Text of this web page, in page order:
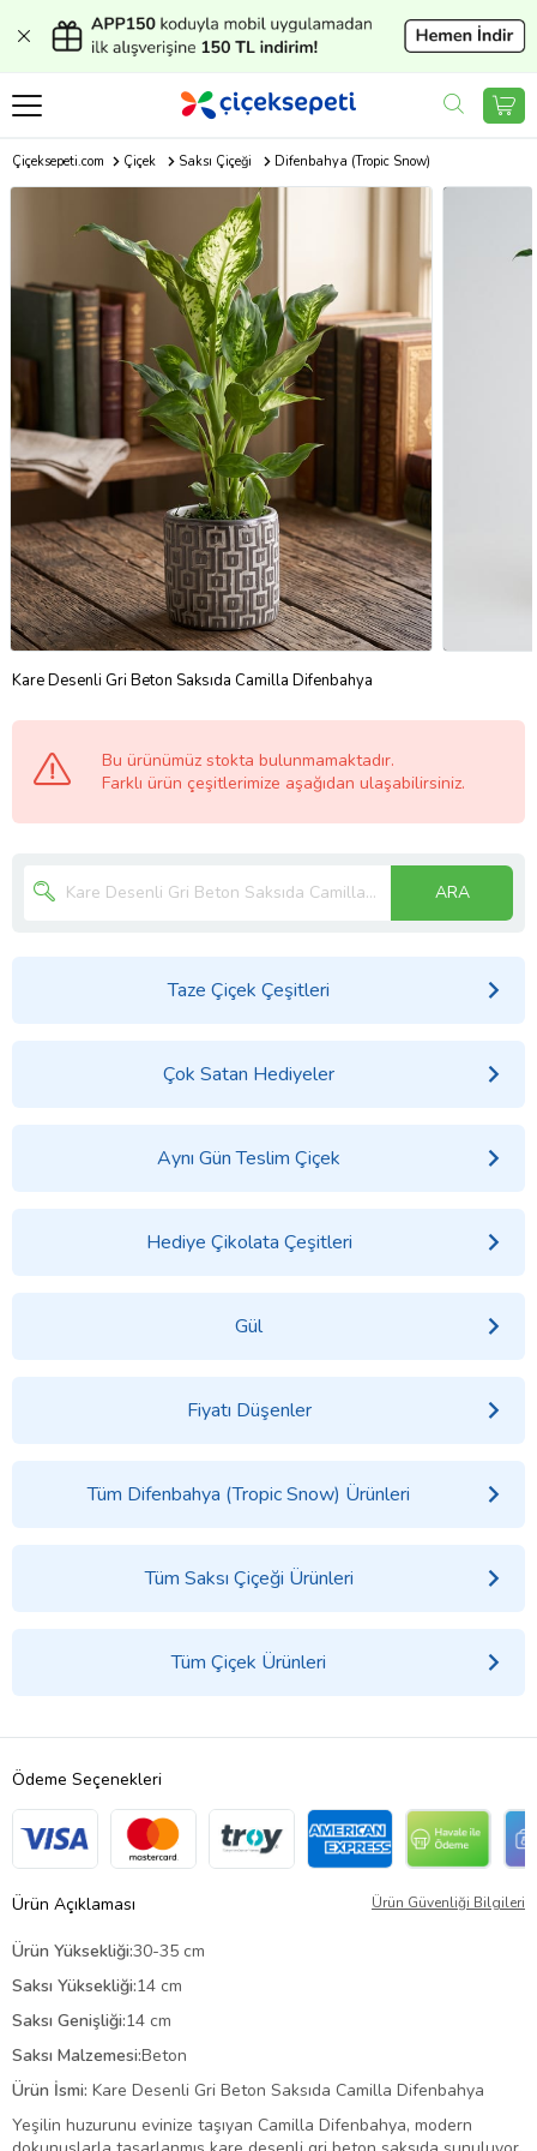
Çiçeksepeti.com Çiçek Saksı Çiçeği Difenbahya (Tropic Snow)
Kare Desenli Gri Beton Saksıda Camilla Difenbahya
Bu ürünümüz stokta bulunmamaktadır.
Farklı ürün çeşitlerimize aşağıdan ulaşabilirsiniz.
ARA
Taze Çiçek Çeşitleri
Çok Satan Hediyeler
Aynı Gün Teslim Çiçek
Hediye Çikolata Çeşitleri
Gül
Fiyatı Düşenler
Tüm Difenbahya (Tropic Snow) Ürünleri
Tüm Saksı Çiçeği Ürünleri
Tüm Çiçek Ürünleri
Ödeme Seçenekleri
Ürün Açıklaması Ürün Güvenliği Bilgileri
Ürün Yüksekliği:30-35 cm
Saksı Yüksekliği:14 cm
Saksı Genişliği:14 cm
Saksı Malzemesi:Beton
Ürün İsmi: Kare Desenli Gri Beton Saksıda Camilla Difenbahya
Yeşilin huzurunu evinize taşıyan Camilla Difenbahya, modern